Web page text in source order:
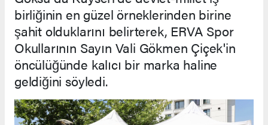
birliğinin en güzel örneklerinden birine
şahit olduklarını belirterek, ERVA Spor
Okullarının Sayın Vali Gökmen Çiçek'in
öncülüğünde kalıcı bir marka haline
geldiğini söyledi.